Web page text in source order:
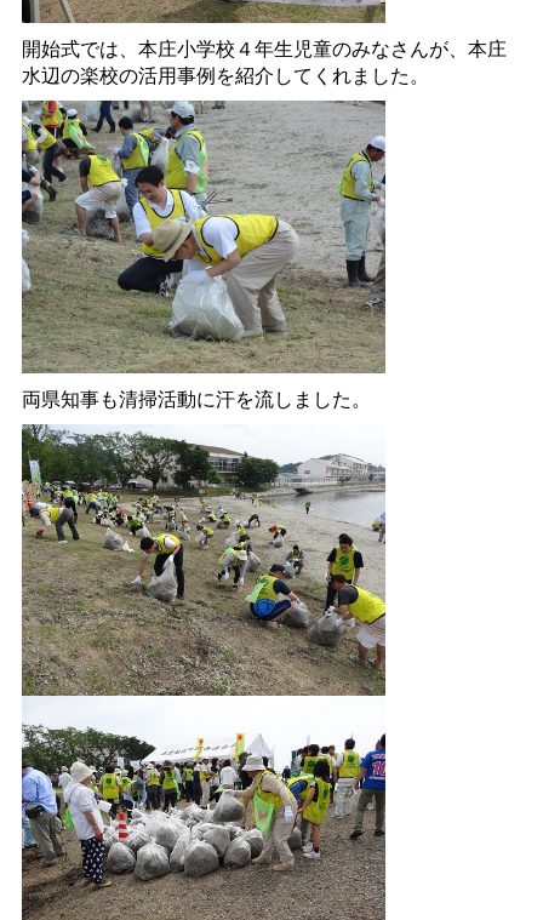
開始式では、本庄小学校４年生児童のみなさんが、本庄
水辺の楽校の活用事例を紹介してくれました。
両県知事も清掃活動に汗を流しました。